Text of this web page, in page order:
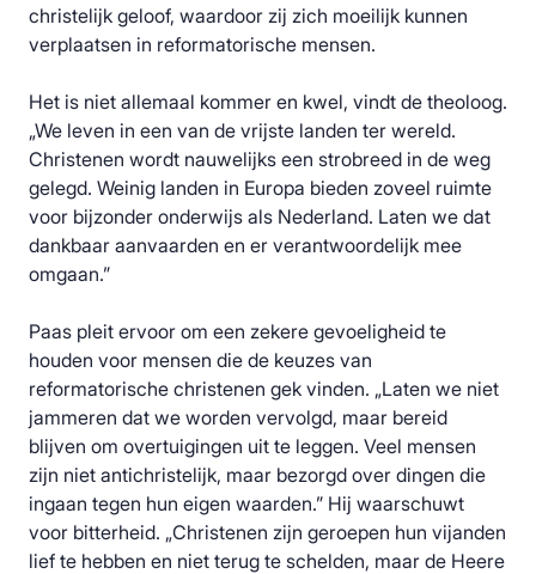
christelijk geloof, waardoor zij zich moeilijk kunnen
verplaatsen in reformatorische mensen.
Het is niet allemaal kommer en kwel, vindt de theoloog.
„We leven in een van de vrijste landen ter wereld.
Christenen wordt nauwelijks een strobreed in de weg
gelegd. Weinig landen in Europa bieden zoveel ruimte
voor bijzonder onderwijs als Nederland. Laten we dat
dankbaar aanvaarden en er verantwoordelijk mee
omgaan.”
Paas pleit ervoor om een zekere gevoeligheid te
houden voor mensen die de keuzes van
reformatorische christenen gek vinden. „Laten we niet
jammeren dat we worden vervolgd, maar bereid
blijven om overtuigingen uit te leggen. Veel mensen
zijn niet antichristelijk, maar bezorgd over dingen die
ingaan tegen hun eigen waarden.” Hij waarschuwt
voor bitterheid. „Christenen zijn geroepen hun vijanden
lief te hebben en niet terug te schelden, maar de Heere